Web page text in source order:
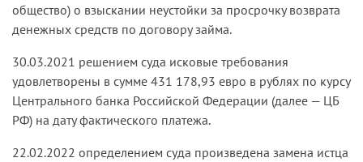
общество) о взыскании неустойки за просрочку возврата
денежных средств по договору займа.
30.03.2021 решением суда исковые требования
удовлетворены в сумме 431 178,93 евро в рублях по курсу
Центрального банка Российской Федерации (далее — ЦБ
РФ) на дату фактического платежа.
22.02.2022 определением суда произведена замена истца